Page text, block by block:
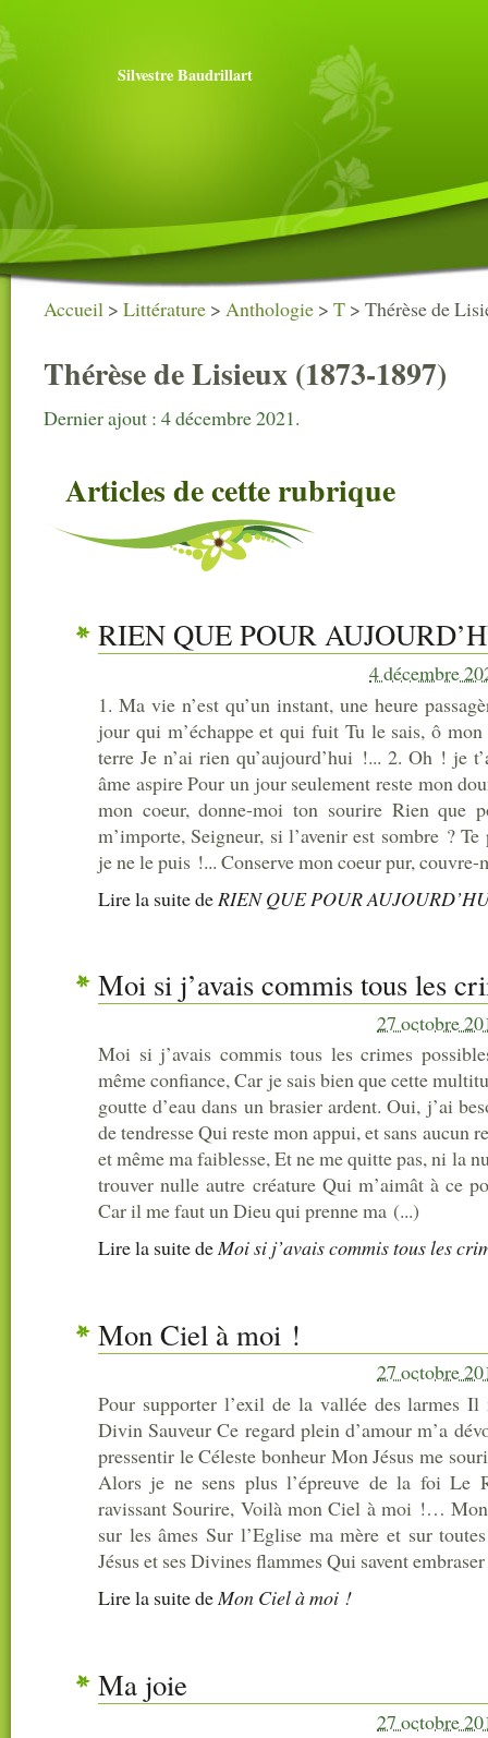
Silvestre Baudrillart
Accueil > Littérature > Anthologie > T > Thérèse de
Thérèse de Lisieux (1873-1897)
Dernier ajout : 4 décembre 2021.
Articles de cette rubrique
RIEN QUE POUR
4 décembre
1. Ma vie n’est qu’un instant, une heure
jour qui m’échappe et qui fuit Tu le sais, ô
terre Je n’ai rien qu’aujourd’hui !... 2. Oh ! je
âme aspire Pour un jour seulement reste mon
mon coeur, donne-moi ton sourire Rien que
m’importe, Seigneur, si l’avenir est sombre ?
je ne le puis !... Conserve mon coeur pur,
Lire la suitede RIEN QUE POUR
Moi si j’avais commis tous les
27 octobre
Moi si j’avais commis tous les crimes
même confiance, Car je sais bien que cette
goutte d’eau dans un brasier ardent. Oui, j’ai
de tendresse Qui reste mon appui, et sans aucun
et même ma faiblesse, Et ne me quitte pas, ni la
trouver nulle autre créature Qui m’aimât à ce
Car il me faut un Dieu qui prenne ma (...)
Lire la suitedeMoi si j’avais commis tous les
Mon Ciel à moi !
27 octobre
Pour supporter l’exil de la vallée des larmes
Divin Sauveur Ce regard plein d’amour m’a
pressentir le Céleste bonheur Mon Jésus me
Alors je ne sens plus l’épreuve de la foi Le
ravissant Sourire, Voilà mon Ciel à moi !…
sur les âmes Sur l’Eglise ma mère et sur
Jésus et ses Divines flammes Qui savent
Lire la suitedeMon Ciel à moi !
Ma joie
27 octobre